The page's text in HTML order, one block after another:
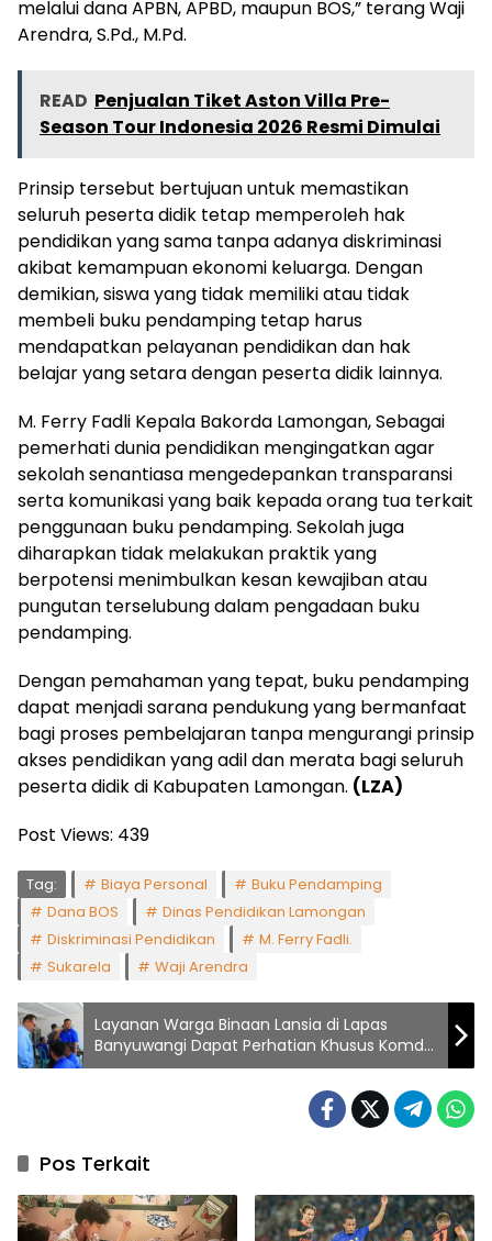
melalui dana APBN, APBD, maupun BOS,” terang Waji
Arendra, S.Pd., M.Pd.
READ Penjualan Tiket Aston Villa Pre-
Season Tour Indonesia 2026 Resmi Dimulai
Prinsip tersebut bertujuan untuk memastikan
seluruh peserta didik tetap memperoleh hak
pendidikan yang sama tanpa adanya diskriminasi
akibat kemampuan ekonomi keluarga. Dengan
demikian, siswa yang tidak memiliki atau tidak
membeli buku pendamping tetap harus
mendapatkan pelayanan pendidikan dan hak
belajar yang setara dengan peserta didik lainnya.
M. Ferry Fadli Kepala Bakorda Lamongan, Sebagai
pemerhati dunia pendidikan mengingatkan agar
sekolah senantiasa mengedepankan transparansi
serta komunikasi yang baik kepada orang tua terkait
penggunaan buku pendamping. Sekolah juga
diharapkan tidak melakukan praktik yang
berpotensi menimbulkan kesan kewajiban atau
pungutan terselubung dalam pengadaan buku
pendamping.
Dengan pemahaman yang tepat, buku pendamping
dapat menjadi sarana pendukung yang bermanfaat
bagi proses pembelajaran tanpa mengurangi prinsip
akses pendidikan yang adil dan merata bagi seluruh
peserta didik di Kabupaten Lamongan. (LZA)
Post Views: 439
Tag: Biaya Personal
Buku Pendamping
Dana BOS
Dinas Pendidikan Lamongan
Diskriminasi Pendidikan
M. Ferry Fadli.
Sukarela
Waji Arendra
Layanan Warga Binaan Lansia di Lapas
Banyuwangi Dapat Perhatian Khusus Komda
Jatim
Pos Terkait